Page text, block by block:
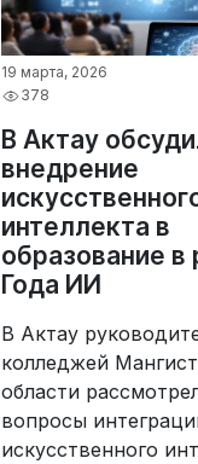
19 марта, 2026
378
В Актау
внедрение
интеллекта в
образование в
Года ИИ
В Актау
колледжей
области
вопросы
искусственного